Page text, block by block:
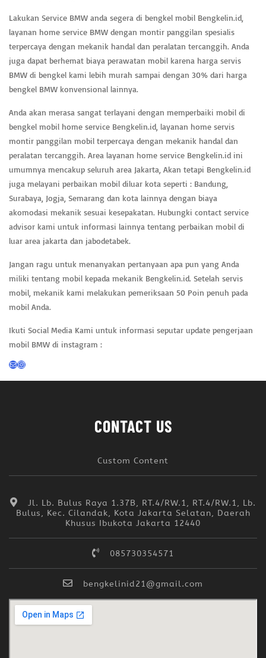
Lakukan Service BMW anda segera di bengkel mobil Bengkelin.id,
layanan home service BMW dengan montir panggilan spesialis
terpercaya dengan mekanik handal dan peralatan tercanggih. Anda
juga dapat berhemat biaya perawatan mobil karena harga servis
BMW di bengkel kami lebih murah sampai dengan 30% dari harga
bengkel BMW konvensional lainnya.
Anda akan merasa sangat terlayani dengan memperbaiki mobil di
bengkel mobil home service Bengkelin.id, layanan home servis
montir panggilan mobil terpercaya dengan mekanik handal dan
peralatan tercanggih. Area layanan home service Bengkelin.id ini
umumnya mencakup seluruh area Jakarta, Akan tetapi Bengkelin.id
juga melayani perbaikan mobil diluar kota seperti : Bandung,
Surabaya, Jogja, Semarang dan kota lainnya dengan biaya
akomodasi mekanik sesuai kesepakatan. Hubungki contact service
advisor kami untuk informasi lainnya tentang perbaikan mobil di
luar area jakarta dan jabodetabek.
Jangan ragu untuk menanyakan pertanyaan apa pun yang Anda
miliki tentang mobil kepada mekanik Bengkelin.id. Setelah servis
mobil, mekanik kami melakukan pemeriksaan 50 Poin penuh pada
mobil Anda.
Ikuti Social Media Kami untuk informasi seputar update pengerjaan
mobil BMW di instagram :
CONTACT US
Custom Content
Jl. Lb. Bulus Raya 1.37B, RT.4/RW.1, RT.4/RW.1, Lb.
Bulus, Kec. Cilandak, Kota Jakarta Selatan, Daerah
Khusus Ibukota Jakarta 12440
085730354571
bengkelinid21@gmail.com